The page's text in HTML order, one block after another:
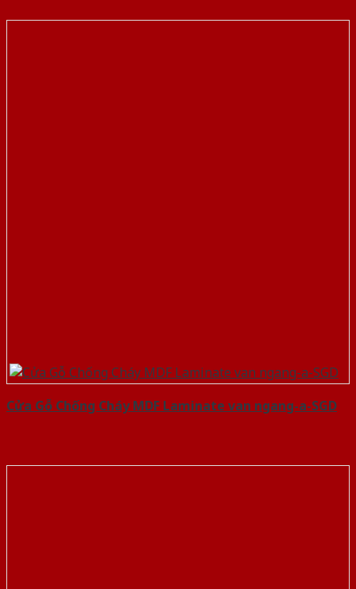
Cửa Gỗ Chống Cháy MDF Laminate van ngang-a-SGD